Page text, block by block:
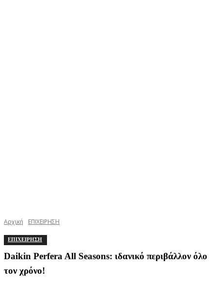
Αρχική ΕΠΙΧΕΙΡΗΣΗ
ΕΠΙΧΕΙΡΗΣΗ
Daikin Perfera All Seasons: ιδανικό περιβάλλον όλο
τον χρόνο!